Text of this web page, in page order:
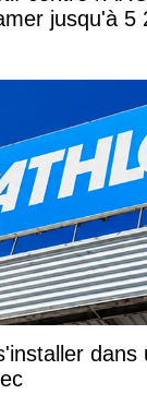
jusqu'à 5
dans